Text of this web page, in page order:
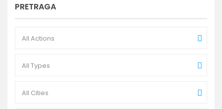
PRETRAGA
All Actions
All Types
All Cities